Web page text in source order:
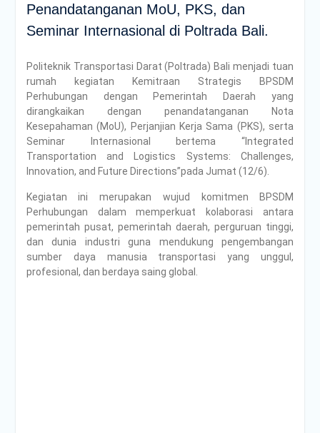
Penandatanganan MoU, PKS, dan
Seminar Internasional di Poltrada Bali.
Politeknik Transportasi Darat (Poltrada) Bali menjadi tuan
rumah kegiatan Kemitraan Strategis BPSDM
Perhubungan dengan Pemerintah Daerah yang
dirangkaikan dengan penandatanganan Nota
Kesepahaman (MoU), Perjanjian Kerja Sama (PKS), serta
Seminar Internasional bertema “Integrated
Transportation and Logistics Systems: Challenges,
Innovation, and Future Directions”pada Jumat (12/6).
Kegiatan ini merupakan wujud komitmen BPSDM
Perhubungan dalam memperkuat kolaborasi antara
pemerintah pusat, pemerintah daerah, perguruan tinggi,
dan dunia industri guna mendukung pengembangan
sumber daya manusia transportasi yang unggul,
profesional, dan berdaya saing global.